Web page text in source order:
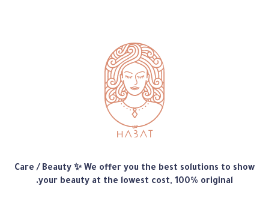
متجر
هبّات
Care / Beauty ✨ We offer you the best solutions to show
your beauty at the lowest cost, 100% original.